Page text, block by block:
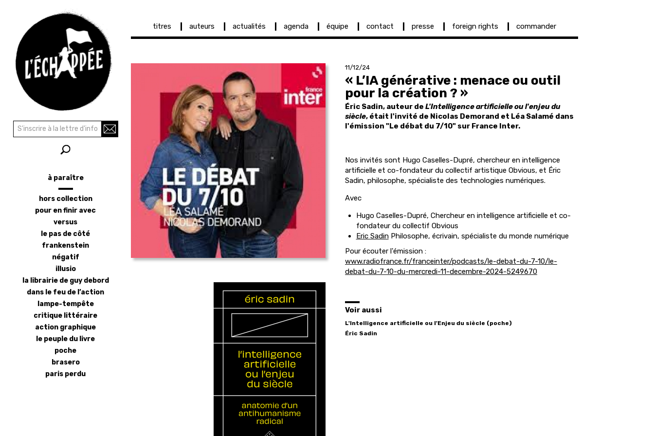
contenu
principal
principale
titres auteurs actualités agenda équipe contact presse foreign rights commander
11/12/24
« L’IA générative : menace ou outil
pour la création ? »
Éric Sadin, auteur de L'Intelligence artificielle ou l'enjeu du
siècle, était l'invité de Nicolas Demorand et Léa Salamé dans
l'émission "Le débat du 7/10" sur France Inter.
Nos invités sont Hugo Caselles-Dupré, chercheur en intelligence
artificielle et co-fondateur du collectif artistique Obvious, et Éric
Sadin, philosophe, spécialiste des technologies numériques.
Avec
Hugo Caselles-Dupré, Chercheur en intelligence artificielle et co-
fondateur du collectif Obvious
Eric SadinPhilosophe, écrivain, spécialiste du monde numérique
Pour écouter l'émission :
www.radiofrance.fr/franceinter/podcasts/le-debat-du-7-10/le-
debat-du-7-10-du-mercredi-11-decembre-2024-5249670
Voir aussi
L'Intelligence artificielle ou l'Enjeu du siècle (poche)
Éric Sadin
Rechercher
latéral
à paraître
hors collection
pour en finir avec
versus
le pas de côté
frankenstein
négatif
illusio
la librairie de guy debord
dans le feu de l’action
lampe-tempête
critique littéraire
action graphique
le peuple du livre
poche
brasero
paris perdu